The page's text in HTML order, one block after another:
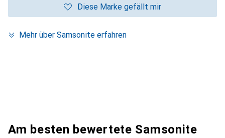
Diese Marke gefällt mir
Mehr über Samsonite erfahren
Am besten bewertete Samsonite